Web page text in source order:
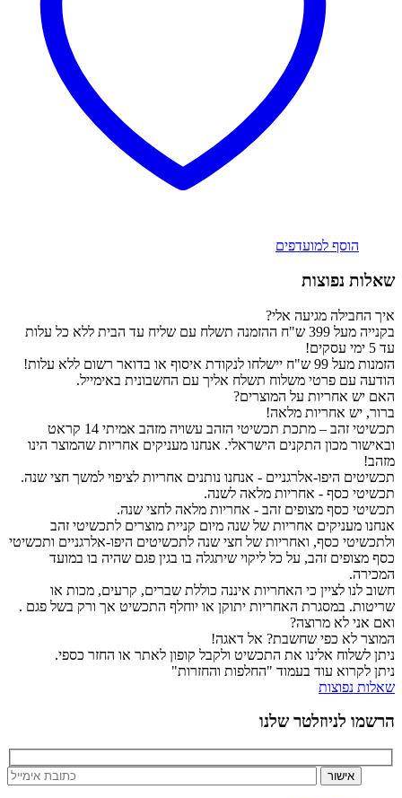
הוסף למועדפים
שאלות נפוצות
איך החבילה מגיעה אלי?
בקנייה מעל 399 ש"ח ההזמנה תשלח עם שליח עד הבית ללא כל עלות
עד 5 ימי עסקים!
הזמנות מעל 99 ש"ח יישלחו לנקודת איסוף או בדואר רשום ללא עלות!
הודעה עם פרטי משלוח תשלח אליך עם החשבונית באימייל.
האם יש אחריות על המוצרים?
ברור, יש אחריות מלאה!
תכשיטי זהב – מתכת תכשיטי הזהב עשויה מזהב אמיתי 14 קראט
ובאישור מכון התקנים הישראלי. אנחנו מעניקים אחריות שהמוצר הינו
מזהב!
תכשיטים היפו-אלרגניים - אנחנו נותנים אחריות לציפוי למשך חצי שנה.
תכשיטי כסף - אחריות מלאה לשנה.
תכשיטי כסף מצופים זהב - אחריות מלאה לחצי שנה.
אנחנו מעניקים אחריות של שנה מיום קניית מוצרים לתכשיטי זהב
ולתכשיטי כסף, ואחריות של חצי שנה לתכשיטים היפו-אלרגניים ותכשיטי
כסף מצופים זהב, על כל ליקוי שיתגלה בו בגין פגם שהיה בו במועד
המכירה.
חשוב לנו לציין כי האחריות איננה כוללת שברים, קרעים, מכות או
שריטות. במסגרת האחריות יתוקן או יוחלף התכשיט אך ורק בשל פגם .
ואם אני לא מרוצה?
המוצר לא כפי שחשבת? אל דאגה!
ניתן לשלוח אלינו את התכשיט ולקבל קופון לאתר או החזר כספי.
ניתן לקרוא עוד בעמוד "החלפות והחזרות"
שאלות נפוצות
הרשמו לניוזלטר שלנו